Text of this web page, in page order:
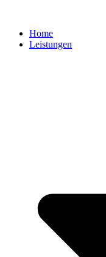
Home
Leistungen